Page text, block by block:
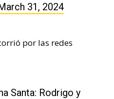
31, 2024
por las redes
Santa: Rodrigo y